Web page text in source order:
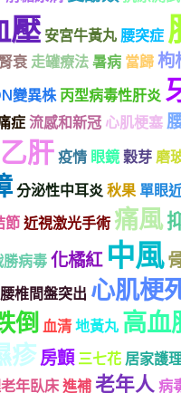
壓 安宮牛黃丸 腰突症
腎衰 走罐療法 暑病 當歸 枸
變異株 丙型病毒性肝炎
症 流感和新冠 心肌梗塞
乙肝 疫情 眼鏡穀芽 磨
分泌性中耳炎 秋果 單眼
節 近視激光手術 痛風
勝病毒 化橘紅 中風
腰椎間盤突出 心肌梗
倒 血清 地黃丸 高血
疹房顫 三七花 居家護
年臥床 進補 老年人 病